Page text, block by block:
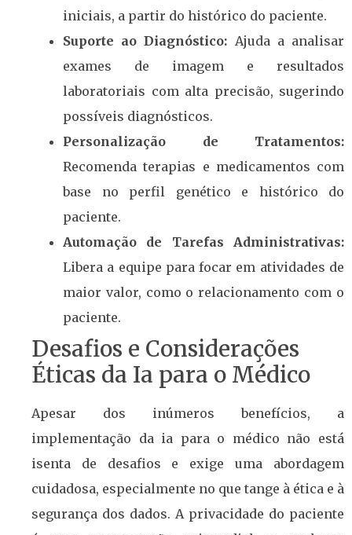
iniciais, a partir do histórico do paciente.
Suporte ao Diagnóstico: Ajuda a analisar
exames de imagem e resultados
laboratoriais com alta precisão, sugerindo
possíveis diagnósticos.
Personalização de Tratamentos:
Recomenda terapias e medicamentos com
base no perfil genético e histórico do
paciente.
Automação de Tarefas Administrativas:
Libera a equipe para focar em atividades de
maior valor, como o relacionamento com o
paciente.
Desafios e Considerações
Éticas da Ia para o Médico
Apesar dos inúmeros benefícios, a
implementação da ia para o médico não está
isenta de desafios e exige uma abordagem
cuidadosa, especialmente no que tange à ética e à
segurança dos dados. A privacidade do paciente